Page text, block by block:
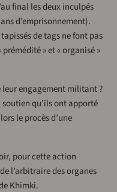
final les deux inculpés
d’emprisonnement).
de tags ne font pas
» et « organisé »
engagement militant ?
qu’ils ont apporté
le procès d’une
pour cette action
l’arbitraire des organes
Khimki.